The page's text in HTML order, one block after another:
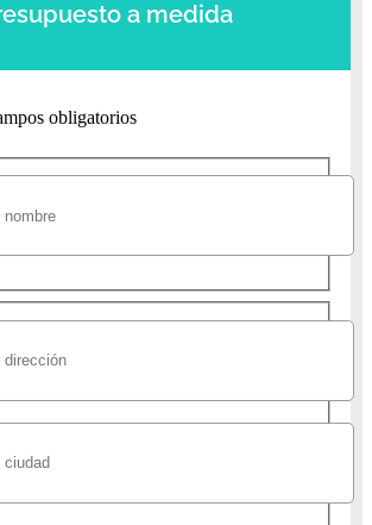
a medida
obligatorios